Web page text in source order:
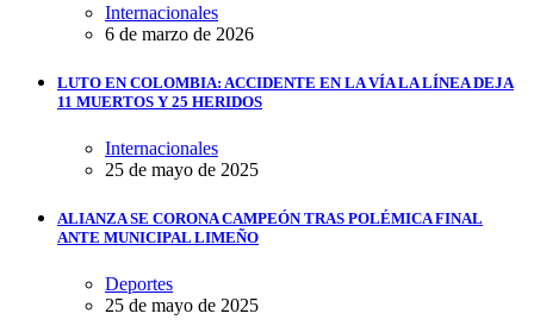
Internacionales
6 de marzo de 2026
LUTO EN COLOMBIA: ACCIDENTE EN LA VÍA LA LÍNEA DEJA
11 MUERTOS Y 25 HERIDOS
Internacionales
25 de mayo de 2025
ALIANZA SE CORONA CAMPEÓN TRAS POLÉMICA FINAL
ANTE MUNICIPAL LIMEÑO
Deportes
25 de mayo de 2025